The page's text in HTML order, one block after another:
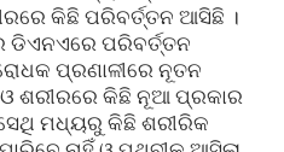
କିଛି ପରିବର୍ତ୍ତନ ଆସିଛି ।
ଡିଏନଏରେ ପରିବର୍ତ୍ତନ
ପ୍ରଣାଳୀରେ ନୂତନ
ଶରୀରରେ କିଛି ନୂଆ ପ୍ରକାର
ମଧ୍ୟରୁ କିଛି ଶରୀରିକ